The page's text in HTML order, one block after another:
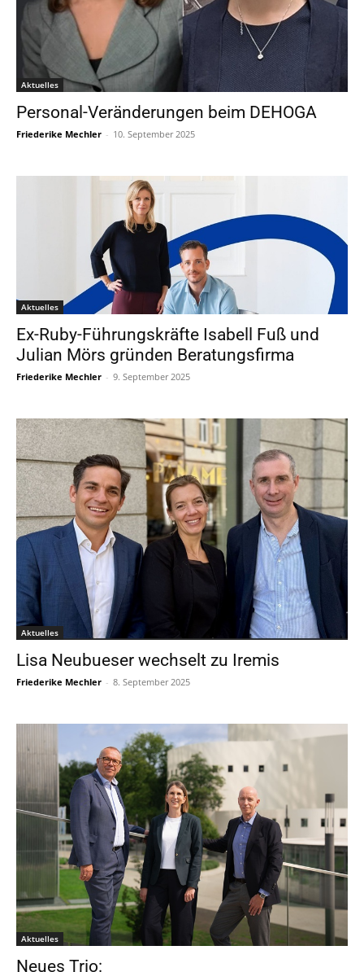
Aktuelles
Personal-Veränderungen beim DEHOGA
Friederike Mechler - 10. September 2025
Aktuelles
Ex-Ruby-Führungskräfte Isabell Fuß und
Julian Mörs gründen Beratungsfirma
Friederike Mechler - 9. September 2025
Aktuelles
Lisa Neubueser wechselt zu Iremis
Friederike Mechler - 8. September 2025
Aktuelles
Neues Trio: